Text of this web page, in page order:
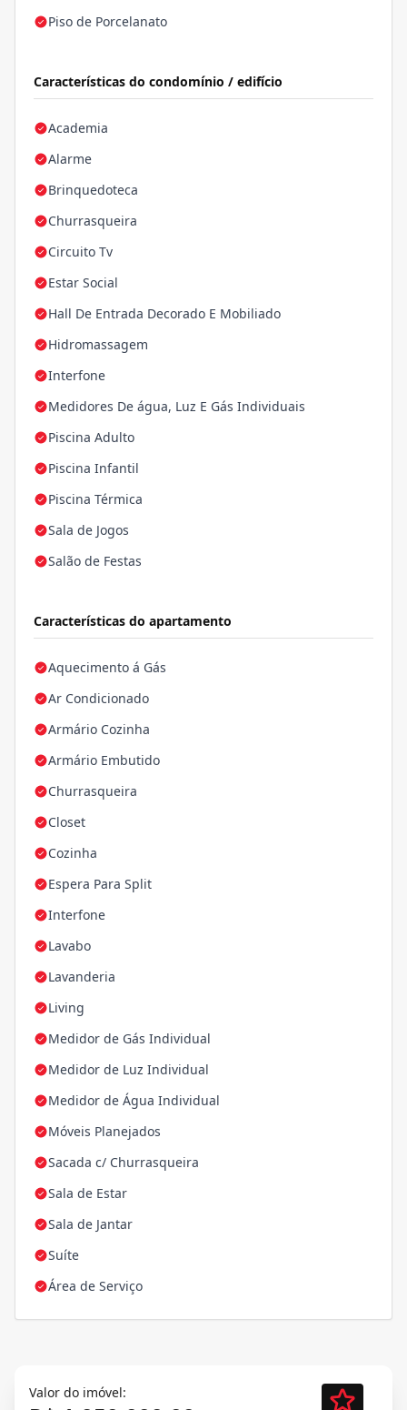
Piso de Porcelanato
Características do condomínio / edifício
Academia
Alarme
Brinquedoteca
Churrasqueira
Circuito Tv
Estar Social
Hall De Entrada Decorado E Mobiliado
Hidromassagem
Interfone
Medidores De água, Luz E Gás Individuais
Piscina Adulto
Piscina Infantil
Piscina Térmica
Sala de Jogos
Salão de Festas
Características do apartamento
Aquecimento á Gás
Ar Condicionado
Armário Cozinha
Armário Embutido
Churrasqueira
Closet
Cozinha
Espera Para Split
Interfone
Lavabo
Lavanderia
Living
Medidor de Gás Individual
Medidor de Luz Individual
Medidor de Água Individual
Móveis Planejados
Sacada c/ Churrasqueira
Sala de Estar
Sala de Jantar
Suíte
Área de Serviço
Valor do imóvel: